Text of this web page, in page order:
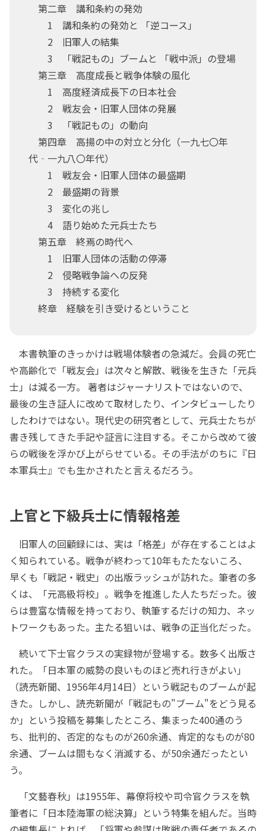
第二章 講和条約の発効
1 講和条約の発効と 「逆コース」
2 旧軍人の結集
3 「戦記もの」ブームと 「戦中派」の登場
第三章 高度成長と戦争体験の風化
1 高度経済成長下の日本社会
2 戦友会・旧軍人団体の発展
3 「戦記もの」の動向
第四章 高揚の中の対立と分化（一九七〇年
代‐一九八〇年代）
1 戦友会・旧軍人団体の最盛期
2 最盛期の背景
3 変化の兆し
4 語り始めた元兵士たち
第五章 終焉の時代へ
1 旧軍人団体の活動の停滞
2 侵略戦争論への反発
3 持続する変化
終章 経験を引き受けるということ
本書執筆のきっかけは戦場体験者の急減だ。会員の死亡
や高齢化で「戦友会」は次々と解散、戦後を生きた「元兵
士」は減る一方。 著者はジャーナリストではないので、
最後の生き証人に改めて取材したり、インタビューしたり
したわけではない。現代史の研究者として、元兵士たちが
書き残してきた手記や証言に注目する。そこから改めて彼
らの戦後を浮かび上がらせている。その手法がのちに『日
本軍兵士』でも生かされたと言えるだろう。
上官と下級兵士に情報格差
旧軍人の回顧録には、実は「格差」が存在することはよ
く知られている。戦争が終わって10年もたたないころ、
早くも「戦記・戦史」の出版ラッシュが訪れた。筆者の多
くは、「元高級将校」。戦争を推進した人たちだった。彼
らは豊富な情報を持っており、執筆するだけの知力、ネッ
トワークもあった。主たる狙いは、戦争の正当化だった。
続いて下士官クラスの実録物が登場する。数多く出版さ
れた。「日本軍の威勢の良いものほど売れ行きがよい」
（読売新聞、1956年4月14日）という戦記ものブームが起
きた。しかし、読売新聞が「戦記もの"ブーム"をどう見る
か」という投稿を募集したところ、集まった400通のう
ち、批判的、否定的なものが260余通、肯定的なものが80
余通、ブームは間もなく消滅する、が50余通だったとい
う。
「文藝春秋」は1955年、幕僚将校や司令官クラスを執
筆者に「日本陸海軍の総決算」という特集を組んだ。当時